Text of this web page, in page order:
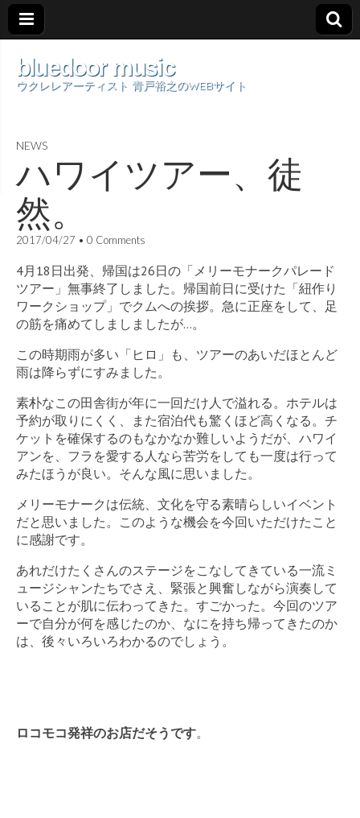
bluedoor music
ウクレレアーティスト 青戸裕之のWEBサイト
NEWS
ハワイツアー、徒
然。
2017/04/27 • 0 Comments
4月18日出発、帰国は26日の「メリーモナークパレード
ツアー」無事終了しました。帰国前日に受けた「紐作り
ワークショップ」でクムへの挨拶。急に正座をして、足
の筋を痛めてしましましたが…。
この時期雨が多い「ヒロ」も、ツアーのあいだほとんど
雨は降らずにすみました。
素朴なこの田舎街が年に一回だけ人で溢れる。ホテルは
予約が取りにくく、また宿泊代も驚くほど高くなる。チ
ケットを確保するのもなかなか難しいようだが、ハワイ
アンを、フラを愛する人なら苦労をしても一度は行って
みたほうが良い。そんな風に思いました。
メリーモナークは伝統、文化を守る素晴らしいイベント
だと思いました。このような機会を今回いただけたこと
に感謝です。
あれだけたくさんのステージをこなしてきている一流ミ
ュージシャンたちでさえ、緊張と興奮しながら演奏して
いることが肌に伝わってきた。すごかった。今回のツア
ーで自分が何を感じたのか、なにを持ち帰ってきたのか
は、後々いろいろわかるのでしょう。
ロコモコ発祥のお店だそうです。